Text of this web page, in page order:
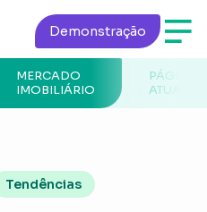
Demonstração
PÁGINA
ATUAL
MERCADO
IMOBILIÁRIO
Tendências